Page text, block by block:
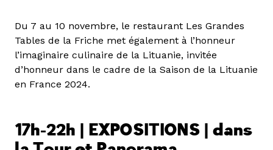
Du 7 au 10 novembre, le restaurant Les Grandes
Tables de la Friche met également à l’honneur
l’imaginaire culinaire de la Lituanie, invitée
d’honneur dans le cadre de la Saison de la Lituanie
en France 2024.
17h-22h | EXPOSITIONS | dans